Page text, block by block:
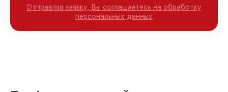
Отправляя заявку, Вы соглашаетесь на обработку
персональных данных